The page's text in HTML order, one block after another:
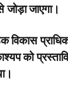
जोड़ा जाएगा।
विकास
को